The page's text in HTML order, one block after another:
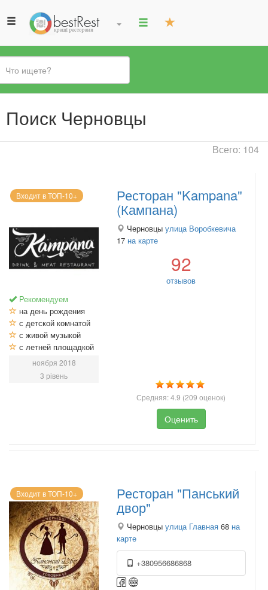
Вы
здесь
Поиск Черновцы
Всего: 104
Входит в ТОП-10+
Рекомендуем
на день рождения
с детской комнатой
с живой музыкой
с летней площадкой
ноября 2018
3 рівень
Ресторан "Kampana"
(Кампана)
Черновцы улица Воробкевича
17 на карте
92
отзывов
Средняя:4.9 (209 оценок)
Оценить
Входит в ТОП-10+ Ресторан "Панський
двор"
Черновцы улица Главная 68 на
карте
+380956686868